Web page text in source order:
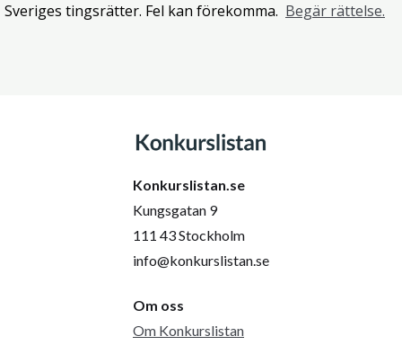
Sveriges tingsrätter. Fel kan förekomma. Begär rättelse.
Konkurslistan.se
Kungsgatan 9
111 43 Stockholm
info@konkurslistan.se
Om oss
Om Konkurslistan